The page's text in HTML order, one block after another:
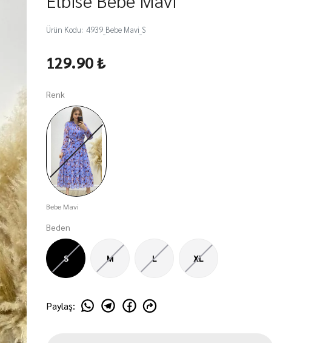
Ürün Kodu: 4939_Bebe Mavi_S
129.90 ₺
Renk
Bebe Mavi
Beden
S M L XL
Paylaş: